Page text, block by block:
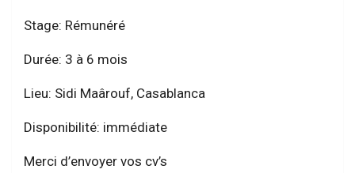
Stage: Rémunéré
Durée: 3 à 6 mois
Lieu: Sidi Maârouf, Casablanca
Disponibilité: immédiate
Merci d’envoyer vos cv’s